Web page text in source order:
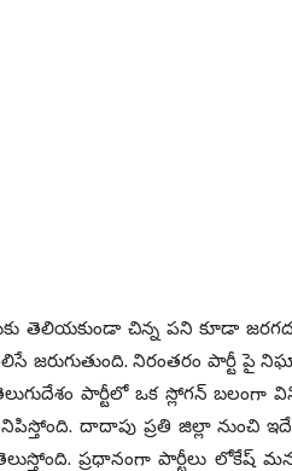
తెలియకుండా చిన్న పని కూడా
జరుగుతుంది. నిరంతరం పార్టీ పై
పార్టీలో ఒక స్లోగన్
దాదాపు ప్రతి జిల్లా
ప్రధానంగా పార్టీలు లోకేష్